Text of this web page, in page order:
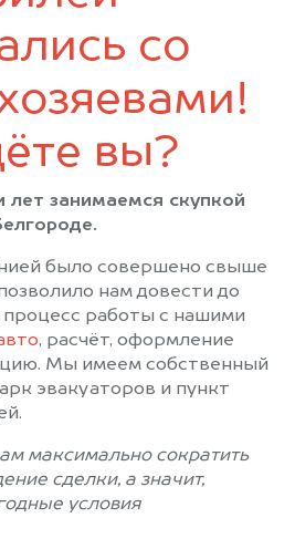
со
вы?
занимаемся скупкой
было совершено свыше
нам довести до
работы с нашими
, расчёт, оформление
Мы имеем собственный
эвакуаторов и пункт
максимально сократить
сделки, а значит,
условия